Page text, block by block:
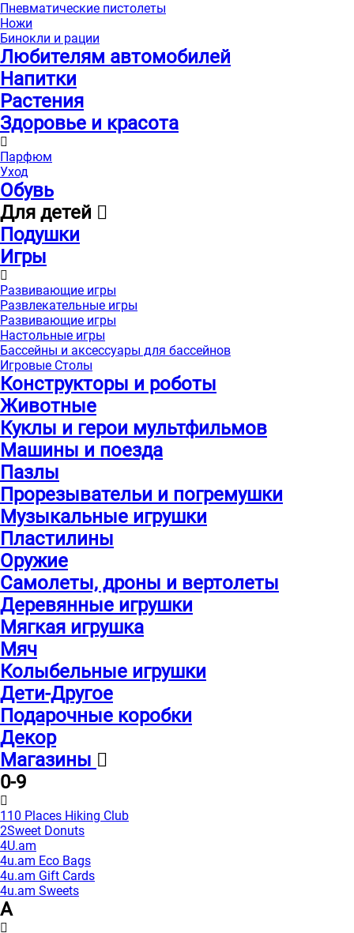
Пневматические пистолеты
Ножи
Бинокли и рации
Любителям автомобилей
Напитки
Растения
Здоровье и красота
Парфюм
Уход
Обувь
Для детей
Подушки
Игры
Развивающие игры
Развлекательные игры
Развивающие игры
Настольные игры
Бассейны и аксессуары для бассейнов
Игровые Столы
Конструкторы и роботы
Животные
Куклы и герои мультфильмов
Машины и поезда
Пазлы
Прорезывательи и погремушки
Музыкальные игрушки
Пластилины
Оружие
Самолеты, дроны и вертолеты
Деревянные игрушки
Мягкая игрушка
Мяч
Колыбельные игрушки
Дети-Другое
Подарочные коробки
Декор
Магазины
0-9
110 Places Hiking Club
2Sweet Donuts
4U.am
4u.am Eco Bags
4u.am Gift Cards
4u.am Sweets
A